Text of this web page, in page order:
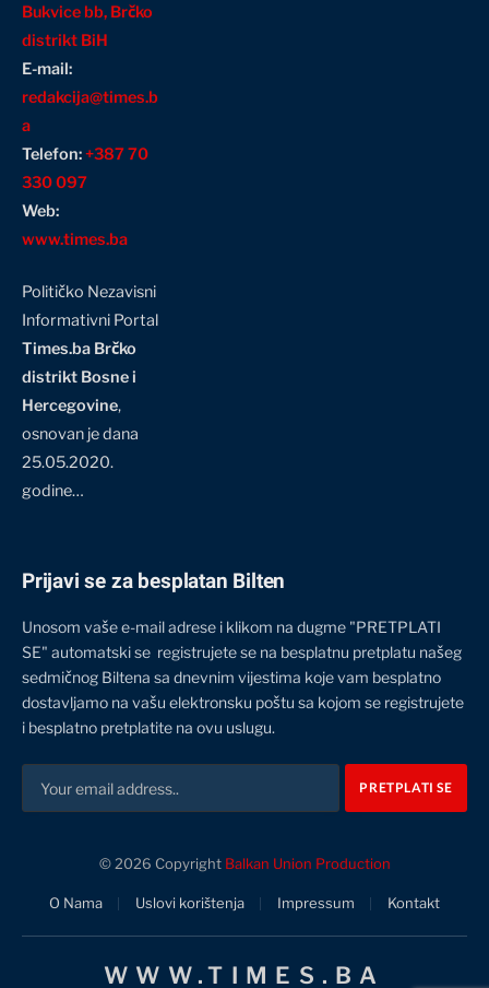
Bukvice bb, Brčko
distrikt BiH
E-mail:
redakcija@times.b
a
Telefon:+387 70
330 097
Web:
www.times.ba
Političko Nezavisni
Informativni Portal
Times.ba Brčko
distrikt Bosne i
Hercegovine,
osnovan je dana
25.05.2020.
godine…
Prijavi se za besplatan Bilten
Unosom vaše e-mail adrese i klikom na dugme "PRETPLATI
SE" automatski se registrujete se na besplatnu pretplatu našeg
sedmičnog Biltena sa dnevnim vijestima koje vam besplatno
dostavljamo na vašu elektronsku poštu sa kojom se registrujete
i besplatno pretplatite na ovu uslugu.
© 2026 Copyright Balkan Union Production
O Nama Uslovi korištenja Impressum Kontakt
WWW.TIMES.BA